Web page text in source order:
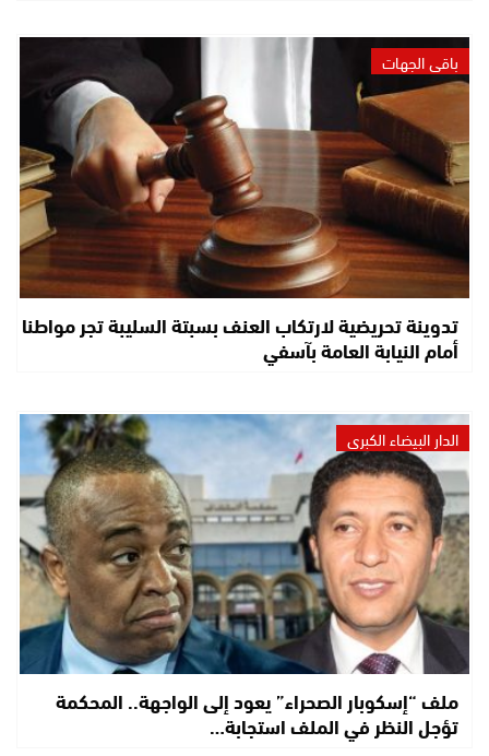
باقي الجهات
تدوينة تحريضية لارتكاب العنف بسبتة السليبة تجر مواطنا
أمام النيابة العامة بآسفي
الدار البيضاء الكبرى
ملف “إسكوبار الصحراء” يعود إلى الواجهة.. المحكمة
تؤجل النظر في الملف استجابة…